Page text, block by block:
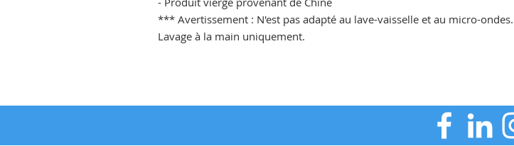
*** Avertissement : N'est pas adapté au lave-vaisselle et au micro-ondes.
Lavage à la main uniquement.